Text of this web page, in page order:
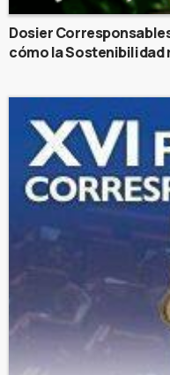
Dosier
cómo la